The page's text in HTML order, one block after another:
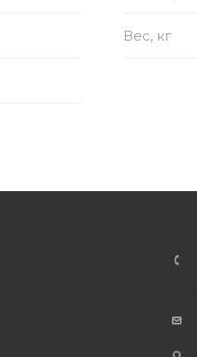
Вес, кг